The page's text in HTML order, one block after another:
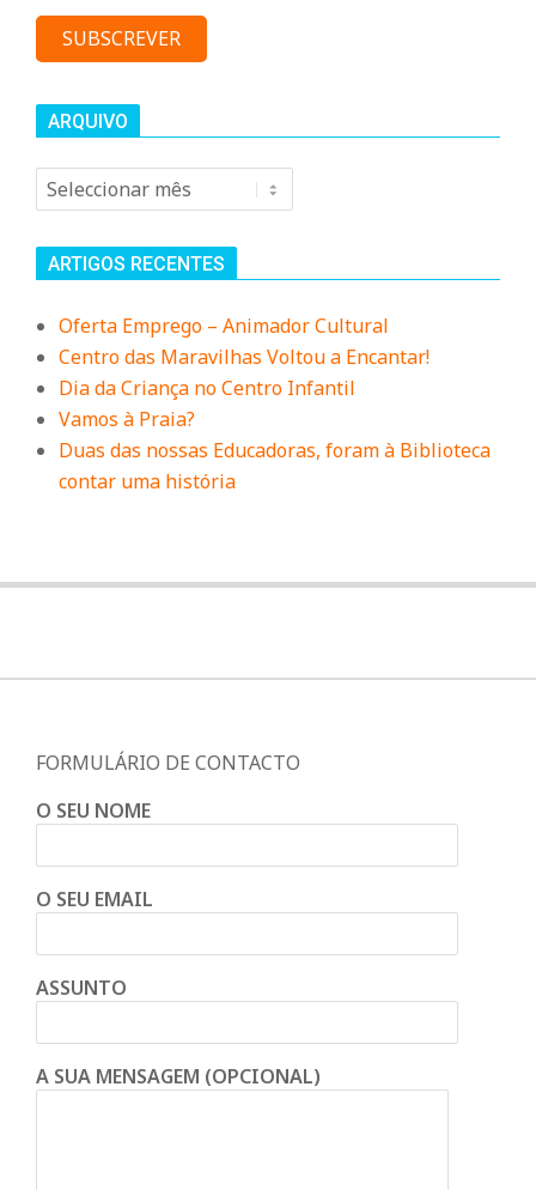
n
t
a
d
o
C
o
n
e
ARQUIVO
Arquivo
ARTIGOS RECENTES
Oferta Emprego – Animador Cultural
Centro das Maravilhas Voltou a Encantar!
Dia da Criança no Centro Infantil
Vamos à Praia?
Duas das nossas Educadoras, foram à Biblioteca
contar uma história
FORMULÁRIO DE CONTACTO
O SEU NOME
O SEU EMAIL
ASSUNTO
A SUA MENSAGEM (OPCIONAL)